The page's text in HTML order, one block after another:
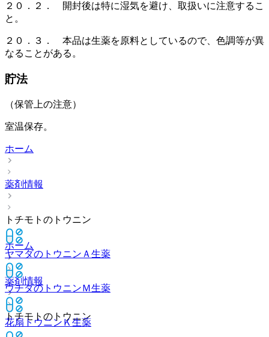
２０．２． 開封後は特に湿気を避け、取扱いに注意するこ
と。
２０．３． 本品は生薬を原料としているので、色調等が異
なることがある。
貯法
（保管上の注意）
室温保存。
ホーム
薬剤情報
トチモトのトウニン
ヤマダのトウニンＡ 生薬
ウチダのトウニンＭ生薬
花扇トウニンＫ 生薬
ホーム
薬剤情報
トチモトのトウニン